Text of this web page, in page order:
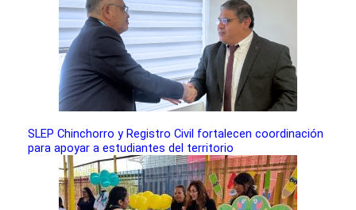
SLEP Chinchorro y Registro Civil fortalecen coordinación
para apoyar a estudiantes del territorio